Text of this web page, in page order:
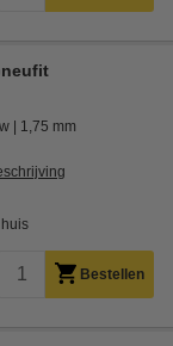
1,75 mm
Bestellen